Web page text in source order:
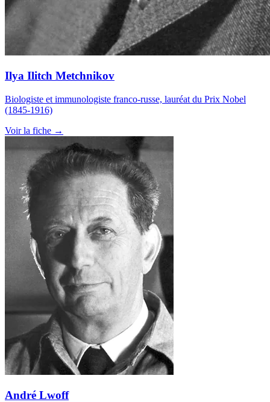
Ilya Ilitch Metchnikov
Biologiste et immunologiste franco-russe, lauréat du Prix Nobel
(1845-1916)
Voir la fiche →
André Lwoff